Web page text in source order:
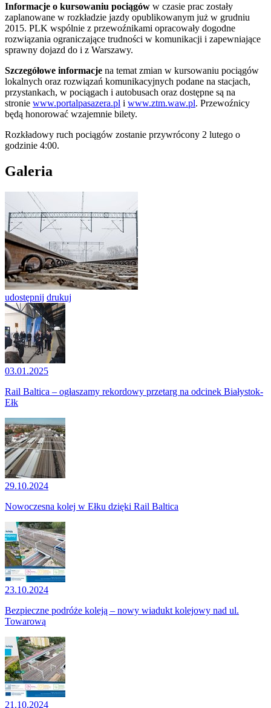
Informacje o kursowaniu pociągów w czasie prac zostały
zaplanowane w rozkładzie jazdy opublikowanym już w grudniu
2015. PLK wspólnie z przewoźnikami opracowały dogodne
rozwiązania ograniczające trudności w komunikacji i zapewniające
sprawny dojazd do i z Warszawy.
Szczegółowe informacje na temat zmian w kursowaniu pociągów
lokalnych oraz rozwiązań komunikacyjnych podane na stacjach,
przystankach, w pociągach i autobusach oraz dostępne są na
stronie www.portalpasazera.pl i www.ztm.waw.pl. Przewoźnicy
będą honorować wzajemnie bilety.
Rozkładowy ruch pociągów zostanie przywrócony 2 lutego o
godzinie 4:00.
Galeria
udostępnij drukuj
03.01.2025
Rail Baltica – ogłaszamy rekordowy przetarg na odcinek Białystok-
Ełk
29.10.2024
Nowoczesna kolej w Ełku dzięki Rail Baltica
23.10.2024
Bezpieczne podróże koleją – nowy wiadukt kolejowy nad ul.
Towarową
21.10.2024